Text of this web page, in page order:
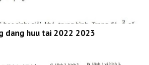
dang huu tai 2022 2023